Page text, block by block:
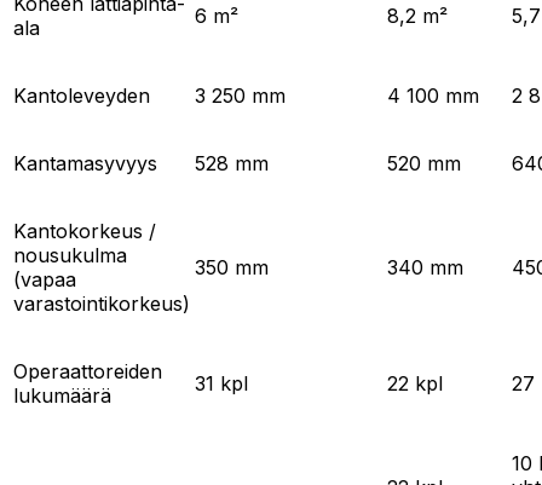
ala
6 m² 8,2 m²
Kantoleveyden 3 250 mm 4 100 mm 2
Kantamasyvyys 528 mm 520 mm
Kantokorkeus /
nousukulma
(vapaa
varastointikorkeus)
350 mm 340 mm
Operaattoreiden
lukumäärä
31 kpl 22 kpl 27
10